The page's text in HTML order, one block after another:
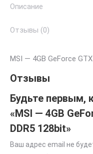
Описание
Отзывы (0)
MSI — 4GB GeForce
Отзывы
Будьте первым,
«MSI — 4GB
DDR5 128bit»
Ваш адрес email не